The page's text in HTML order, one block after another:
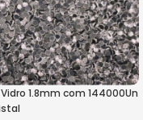
1.8mm com 144000Un